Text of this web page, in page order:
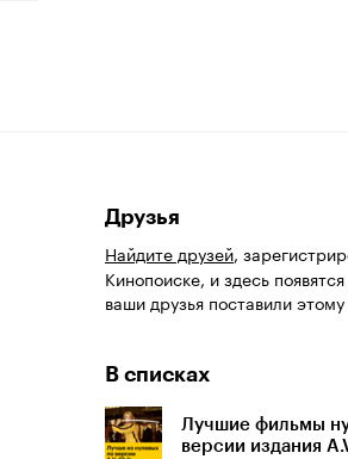
Друзья
Найдите друзей,
Кинопоиске, и здесь
ваши друзья поставили
В списках
Лучшие фильмы
версии издания